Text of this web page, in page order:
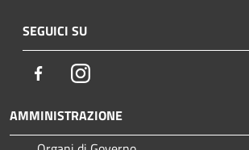
SEGUICI SU
FacebookInstagram
AMMINISTRAZIONE